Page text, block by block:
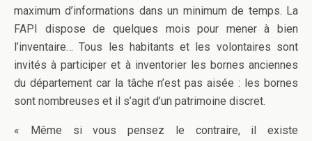
maximum d’informations dans un minimum de temps. La
FAPI dispose de quelques mois pour mener à bien
l’inventaire… Tous les habitants et les volontaires sont
invités à participer et à inventorier les bornes anciennes
du département car la tâche n’est pas aisée : les bornes
sont nombreuses et il s’agit d’un patrimoine discret.
« Même si vous pensez le contraire, il existe